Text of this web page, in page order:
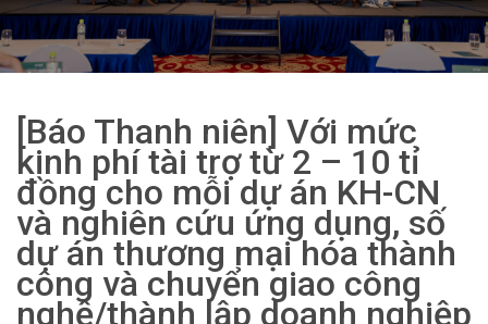
[Báo Thanh niên] Với mức
kinh phí tài trợ từ 2 – 10 tỉ
đồng cho mỗi dự án KH-CN
và nghiên cứu ứng dụng, số
dự án thương mại hóa thành
công và chuyển giao công
nghệ/thành lập doanh nghiệp